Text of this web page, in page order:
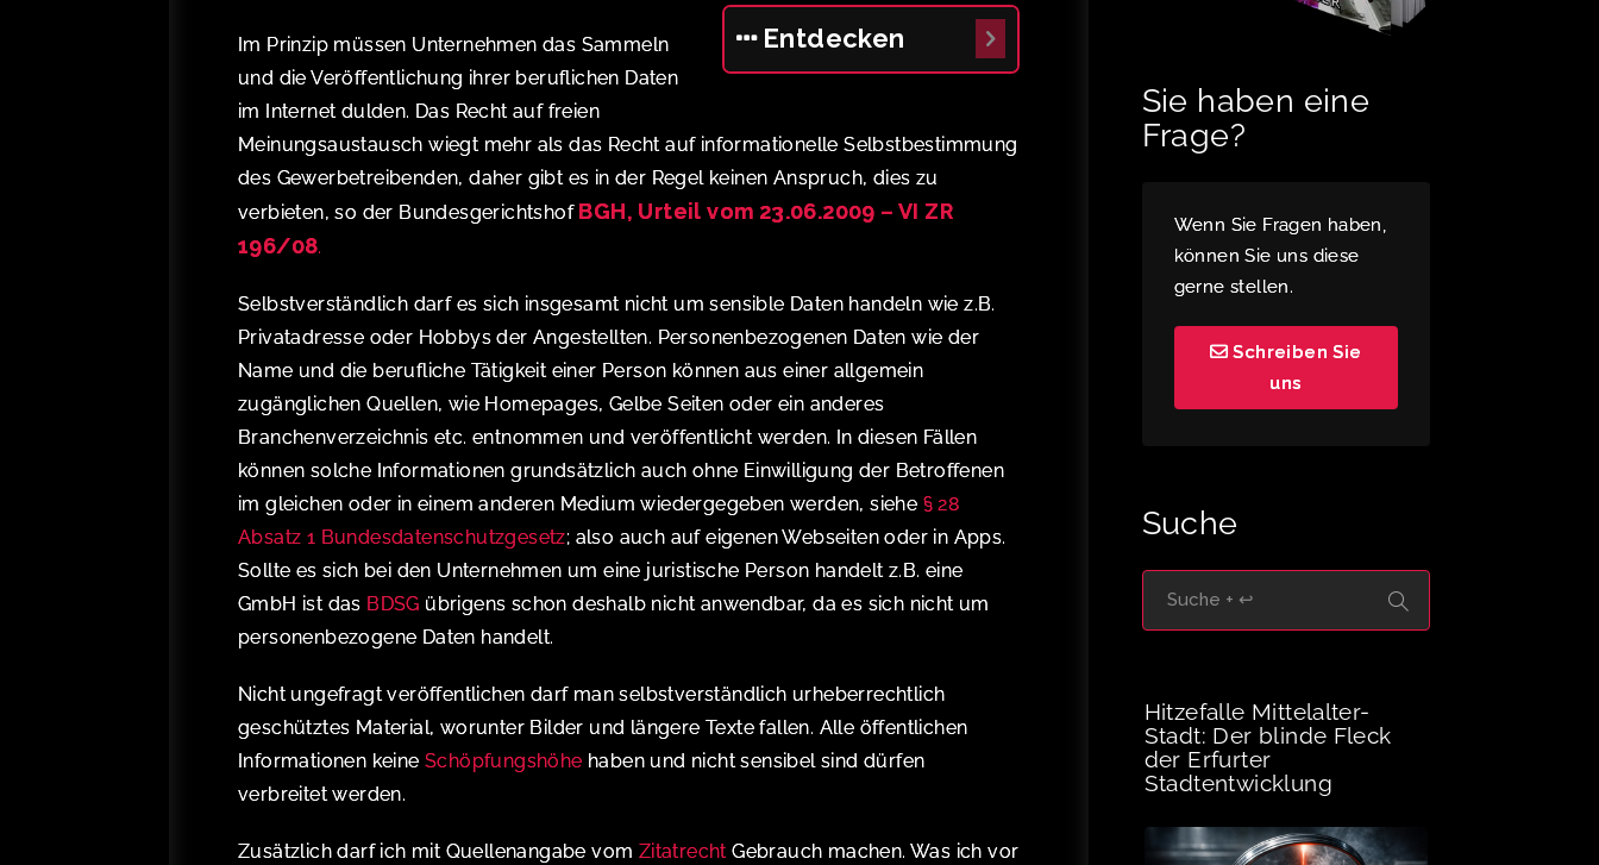
Entdecken
Im Prinzip müssen Unternehmen das Sammeln
und die Veröffentlichung ihrer beruflichen Daten
im Internet dulden. Das Recht auf freien
Meinungsaustausch wiegt mehr als das Recht auf informationelle Selbstbestimmung
des Gewerbetreibenden, daher gibt es in der Regel keinen Anspruch, dies zu
verbieten, so der Bundesgerichtshof BGH, Urteil vom 23.06.2009 – VI ZR
196/08.
Selbstverständlich darf es sich insgesamt nicht um sensible Daten handeln wie z.B.
Privatadresse oder Hobbys der Angestellten. Personenbezogenen Daten wie der
Name und die berufliche Tätigkeit einer Person können aus einer allgemein
zugänglichen Quellen, wie Homepages, Gelbe Seiten oder ein anderes
Branchenverzeichnis etc. entnommen und veröffentlicht werden. In diesen Fällen
können solche Informationen grundsätzlich auch ohne Einwilligung der Betroffenen
im gleichen oder in einem anderen Medium wiedergegeben werden, siehe § 28
Absatz 1 Bundesdatenschutzgesetz; also auch auf eigenen Webseiten oder in Apps.
Sollte es sich bei den Unternehmen um eine juristische Person handelt z.B. eine
GmbH ist das BDSG übrigens schon deshalb nicht anwendbar, da es sich nicht um
personenbezogene Daten handelt.
Nicht ungefragt veröffentlichen darf man selbstverständlich urheberrechtlich
geschütztes Material, worunter Bilder und längere Texte fallen. Alle öffentlichen
Informationen keine Schöpfungshöhe haben und nicht sensibel sind dürfen
verbreitet werden.
Zusätzlich darf ich mit Quellenangabe vom ZitatrechtGebrauch machen. Was ich vor
Sie haben eine
Frage?
Wenn Sie Fragen haben,
können Sie uns diese
gerne stellen.
Schreiben Sie
uns
Suche
Hitzefalle Mittelalter-
Stadt: Der blinde Fleck
der Erfurter
Stadtentwicklung